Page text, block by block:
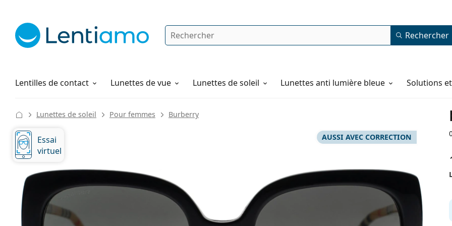
Rechercher Rechercher
Lentilles de contact
Solutions Lunettes de vue Lunettes de soleil Lunettes anti lumière bleue Solutions
Comment commander
Lunettes de soleil Pour femmes Burberry
AUSSI AVEC CORRECTION
Essai
virtuel